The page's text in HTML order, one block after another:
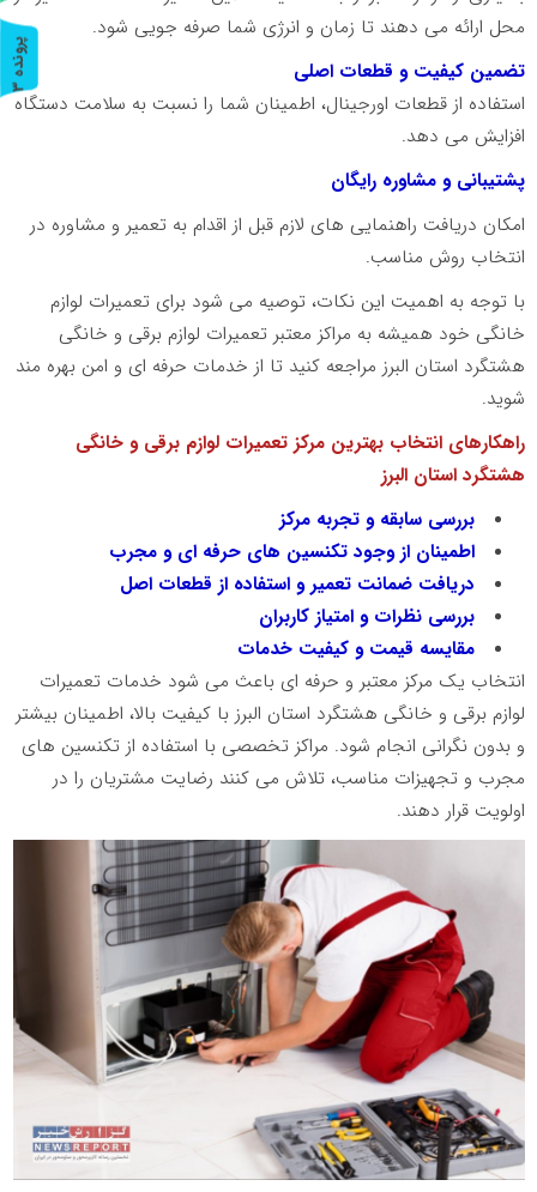
محل ارائه می دهند تا زمان و انرژی شما صرفه جویی شود.
تضمین کیفیت و قطعات اصلی
استفاده از قطعات اورجینال، اطمینان شما را نسبت به سلامت دستگاه
افزایش می دهد.
پشتیبانی و مشاوره رایگان
امکان دریافت راهنمایی های لازم قبل از اقدام به تعمیر و مشاوره در
انتخاب روش مناسب.
با توجه به اهمیت این نکات، توصیه می شود برای تعمیرات لوازم
خانگی خود همیشه به مراکز معتبر تعمیرات لوازم برقی و خانگی
هشتگرد استان البرز مراجعه کنید تا از خدمات حرفه ای و امن بهره مند
شوید.
راهکارهای انتخاب بهترین مرکز تعمیرات لوازم برقی و خانگی
هشتگرد استان البرز
بررسی سابقه و تجربه مرکز
اطمینان از وجود تکنسین های حرفه ای و مجرب
دریافت ضمانت تعمیر و استفاده از قطعات اصل
بررسی نظرات و امتیاز کاربران
مقایسه قیمت و کیفیت خدمات
انتخاب یک مرکز معتبر و حرفه ای باعث می شود خدمات تعمیرات
لوازم برقی و خانگی هشتگرد استان البرز با کیفیت بالا، اطمینان بیشتر
و بدون نگرانی انجام شود. مراکز تخصصی با استفاده از تکنسین های
مجرب و تجهیزات مناسب، تلاش می کنند رضایت مشتریان را در
اولویت قرار دهند.
پ
ر
و
ن
د
ه
3